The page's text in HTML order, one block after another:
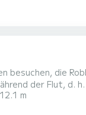
besuchen, die
der Flut,
12.1 m